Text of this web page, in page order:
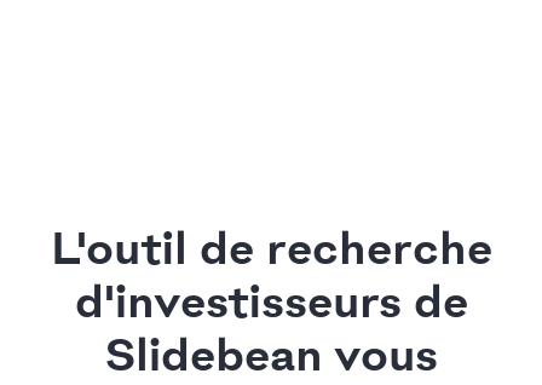
L'outil de recherche
d'investisseurs de
Slidebean vous